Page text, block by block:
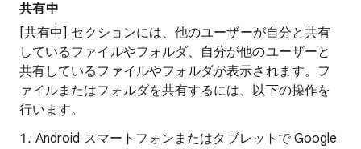
共有中
[共有中] セクションには、他のユーザーが自分と共有
しているファイルやフォルダ、自分が他のユーザーと
共有しているファイルやフォルダが表示されます。フ
ァイルまたはフォルダを共有するには、以下の操作を
行います。
Android スマートフォンまたはタブレットで Google